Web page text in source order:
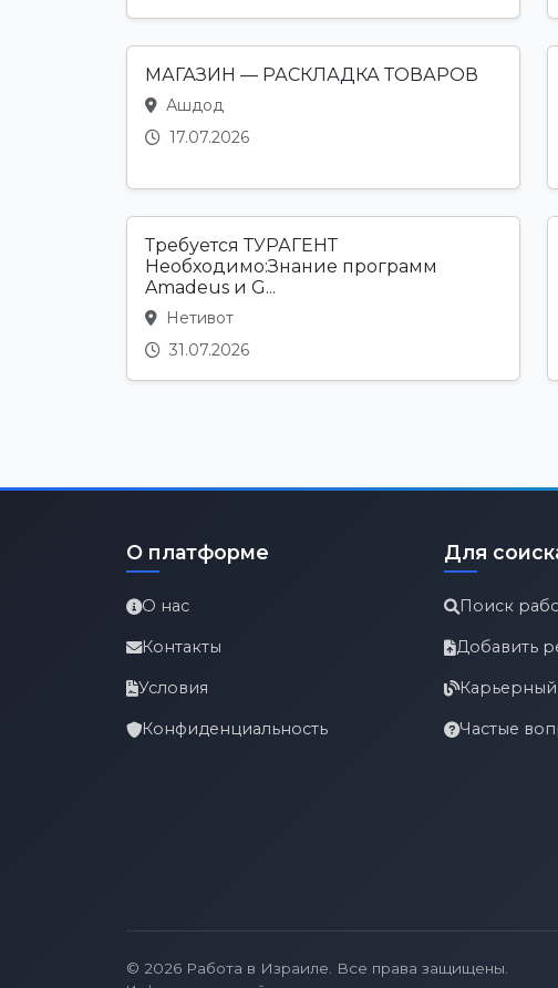
МАГАЗИН — РАСКЛАДКА ТОВАРОВ
Ашдод
17.07.2026
Требуется ТУРАГЕНТ
Необходимо:Знание программ
Amadeus и G...
Нетивот
31.07.2026
О платформе
О нас
Контакты
Условия
Конфиденциальность
Для
Поиск
Добавить
Карьерный
Частые
© 2026 Работа в Израиле. Все права защищены.